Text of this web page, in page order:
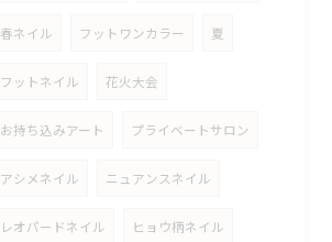
春ネイル フットワンカラー 夏
フットネイル 花火大会
お持ち込みアート プライベートサロン
アシメネイル ニュアンスネイル
レオパードネイル ヒョウ柄ネイル